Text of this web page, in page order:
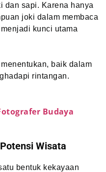
dan sapi. Karena hanya
joki dalam membaca
kunci utama
baik dalam
rintangan.
Budaya
Wisata
bentuk kekayaan